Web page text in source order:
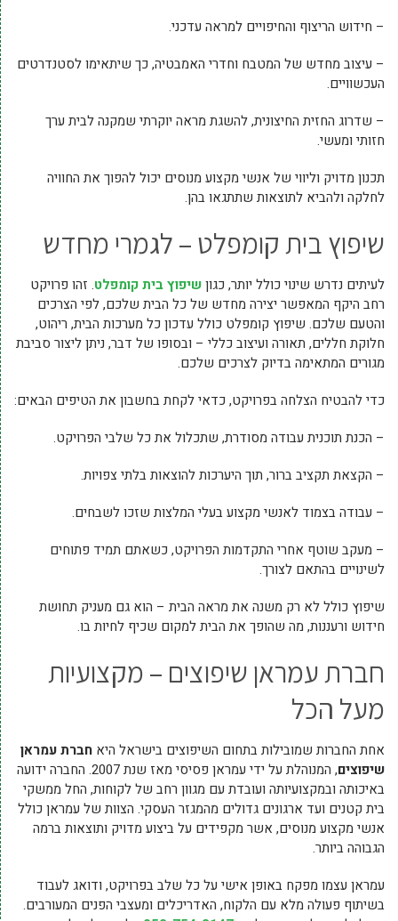
– חידוש הריצוף והחיפויים למראה עדכני.
– עיצוב מחדש של המטבח וחדרי האמבטיה, כך שיתאימו לסטנדרטים
העכשוויים.
– שדרוג החזית החיצונית, להשגת מראה יוקרתי שמקנה לבית ערך
חזותי ומעשי.
תכנון מדויק וליווי של אנשי מקצוע מנוסים יכול להפוך את החוויה
לחלקה ולהביא לתוצאות שתתגאו בהן.
שיפוץ בית קומפלט – לגמרי מחדש
לעיתים נדרש שינוי כולל יותר, כגוןשיפוץ בית קומפלט. זהו פרויקט
רחב היקף המאפשר יצירה מחדש של כל הבית שלכם, לפי הצרכים
והטעם שלכם. שיפוץ קומפלט כולל עדכון כל מערכות הבית, ריהוט,
חלוקת חללים, תאורה ועיצוב כללי – ובסופו של דבר, ניתן ליצור סביבת
מגורים המתאימה בדיוק לצרכים שלכם.
כדי להבטיח הצלחה בפרויקט, כדאי לקחת בחשבון את הטיפים הבאים:
– הכנת תוכנית עבודה מסודרת, שתכלול את כל שלבי הפרויקט.
– הקצאת תקציב ברור, תוך היערכות להוצאות בלתי צפויות.
– עבודה בצמוד לאנשי מקצוע בעלי המלצות שזכו לשבחים.
– מעקב שוטף אחרי התקדמות הפרויקט, כשאתם תמיד פתוחים
לשינויים בהתאם לצורך.
שיפוץ כולל לא רק משנה את מראה הבית – הוא גם מעניק תחושת
חידוש ורעננות, מה שהופך את הבית למקום שכיף לחיות בו.
חברת עמראן שיפוצים – מקצועיות
מעל הכל
אחת החברות שמובילות בתחום השיפוצים בישראל היא חברת עמראן
שיפוצים
, המנוהלת על ידי עמראן פסיסי מאז שנת 2007. החברה ידועה
באיכותה ובמקצועיותה ועובדת עם מגוון רחב של לקוחות, החל ממשקי
בית קטנים ועד ארגונים גדולים מהמגזר העסקי. הצוות של עמראן כולל
אנשי מקצוע מנוסים, אשר מקפידים על ביצוע מדויק ותוצאות ברמה
הגבוהה ביותר.
עמראן עצמו מפקח באופן אישי על כל שלב בפרויקט, ודואג לעבוד
בשיתוף פעולה מלא עם הלקוח, האדריכלים ומעצבי הפנים המעורבים.